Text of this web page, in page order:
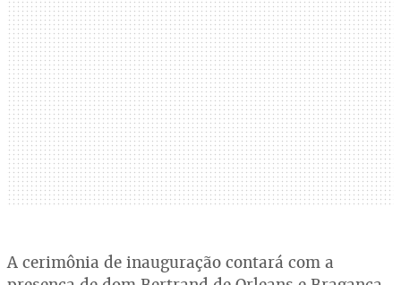
A cerimônia de inauguração contará com a